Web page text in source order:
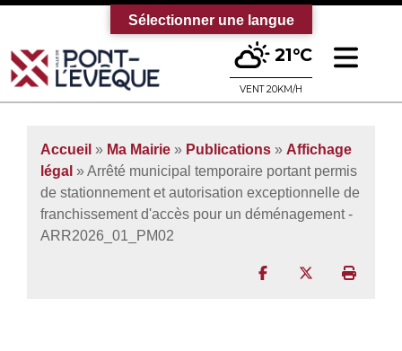
Bienvenue sur le site officiel de la
21°C
VENT 20KM/H
Accueil » Ma Mairie » Publications » Affichage
légal » Arrêté municipal temporaire portant permis
de stationnement et autorisation exceptionnelle de
franchissement d'accès pour un déménagement -
ARR2026_01_PM02
Partager surPartager sur
Sélectionner une langue